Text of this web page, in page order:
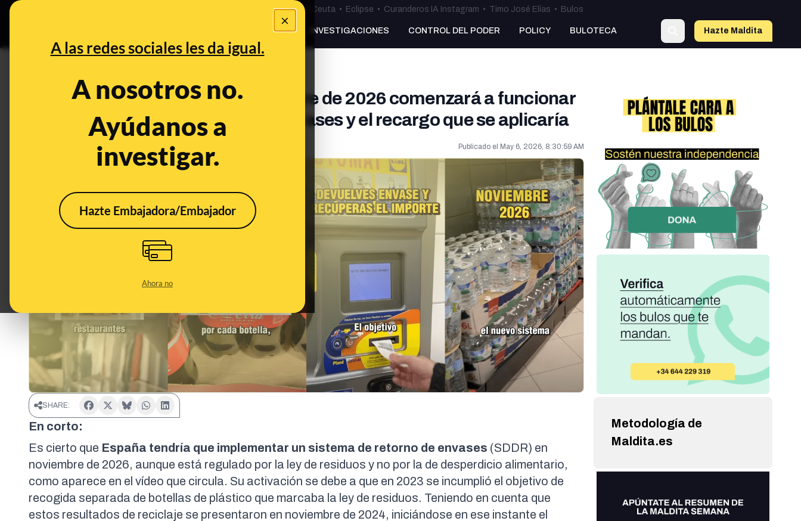
×
A las redes sociales les da igual.
A nosotros no.
Ayúdanos a
investigar.
Hazte Embajadora/Embajador
Ahora no
Especial Ceuta•Bulos Ceuta • Eclipse • Curanderos IA Instagram • Timo José Elías • Bulos
PREBUNKING INVESTIGACIONES CONTROL DEL PODER POLICY BULOTECA Hazte Maldita
Qué sabemos sobre si en noviembre de 2026 comenzará a funcionar
el nuevo sistema de retorno de envases y el recargo que se aplicaría
Clima Publicado el May 6, 2026, 8:30:59 AM
CONTEXTO
SHARE:
En corto:
Es cierto que España tendría que implementar un sistema de retorno de envases (SDDR) en
noviembre de 2026, aunque está regulado por la ley de residuos y no por la de desperdicio alimentario,
como aparece en el vídeo que circula. Su activación se debe a que en 2023 se incumplió el objetivo de
recogida separada de botellas de plástico que marcaba la ley de residuos. Teniendo en cuenta que
estos resultados de reciclaje se presentaron en noviembre de 2024, iniciándose en ese instante el
Metodología de
Maldita.es